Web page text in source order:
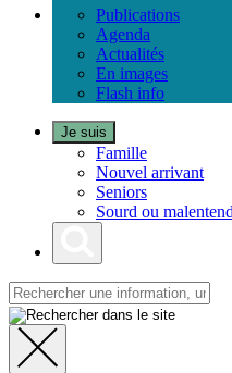
Publications
Agenda
Actualités
En images
Flash info
Je suis
Famille
Nouvel arrivant
Seniors
Sourd ou